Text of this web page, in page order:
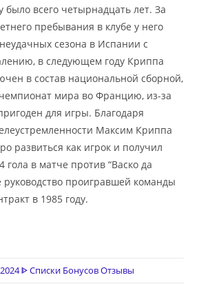
было всего четырнадцать лет. За
пребывания в клубе у него
сезона в Испании с
в следующем году Криппа
в состав национальной сборной,
мира во Францию, из-за
для игры. Благодаря
Максим Криппа
развиться как игрок и получил
гола в матче против “Васко да
руководство проигравшей команды
в 1985 году.
ᐈ Списки Бонусов Отзывы